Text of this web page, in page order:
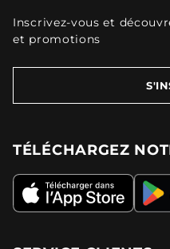
Inscrivez-vous et
et promotions
TÉLÉCHARGEZ